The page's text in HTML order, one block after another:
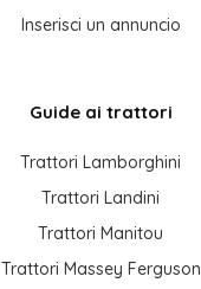
Inserisci un annuncio
Guide ai trattori
Trattori Lamborghini
Trattori Landini
Trattori Manitou
Trattori Massey Ferguson